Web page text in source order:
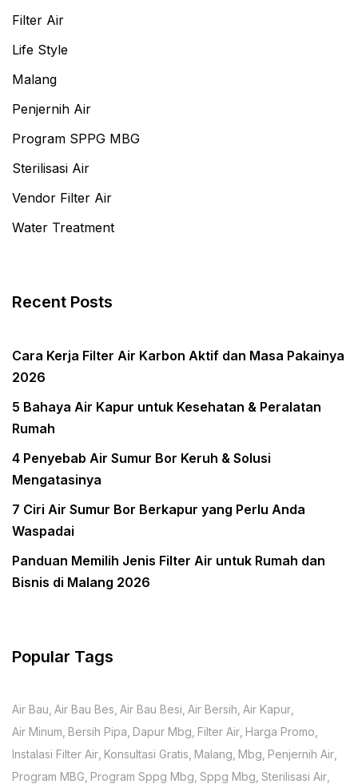
Filter Air
Life Style
Malang
Penjernih Air
Program SPPG MBG
Sterilisasi Air
Vendor Filter Air
Water Treatment
Recent Posts
Cara Kerja Filter Air Karbon Aktif dan Masa Pakainya
2026
5 Bahaya Air Kapur untuk Kesehatan & Peralatan
Rumah
4 Penyebab Air Sumur Bor Keruh & Solusi
Mengatasinya
7 Ciri Air Sumur Bor Berkapur yang Perlu Anda
Waspadai
Panduan Memilih Jenis Filter Air untuk Rumah dan
Bisnis di Malang 2026
Popular Tags
Air Bau Air Bau Bes Air Bau Besi Air Bersih Air Kapur
Air Minum Bersih Pipa Dapur Mbg Filter Air Harga Promo
Instalasi Filter Air Konsultasi Gratis Malang Mbg Penjernih Air
Program MBG Program Sppg Mbg Sppg Mbg Sterilisasi Air